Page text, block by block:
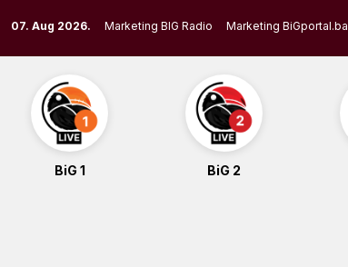
to
content
07. Aug 2026. Marketing BIG Radio Marketing BiGportal.ba
BiG 1 BiG 2